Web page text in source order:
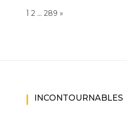
Page:
1 2 … 289 NEXT
»
INCONTOURNABLES